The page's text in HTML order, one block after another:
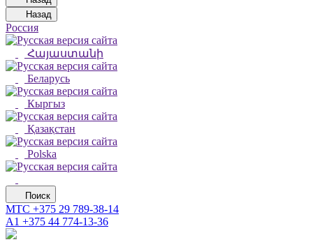
Назад
Россия
Հայաստանի
Беларусь
Кыргыз
Қазақстан
Polska
Поиск
МТС +375 29 789-38-14
А1 +375 44 774-13-36